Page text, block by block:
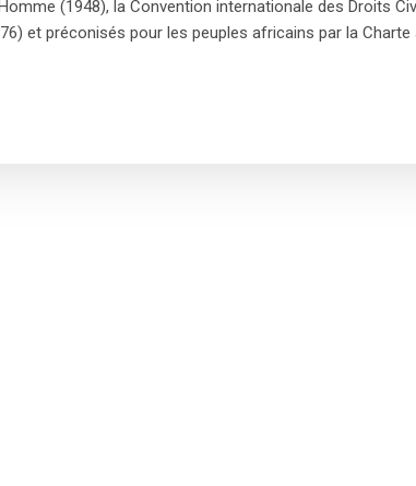
(1948), la Convention internationale des Droits
et préconisés pour les peuples africains par la Charte